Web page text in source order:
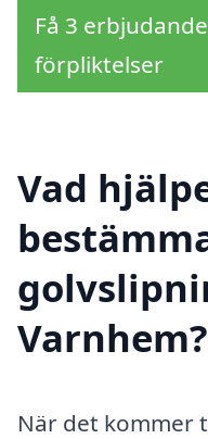
Få 3
förpliktelser
Vad
Varnhem?
När det kommer